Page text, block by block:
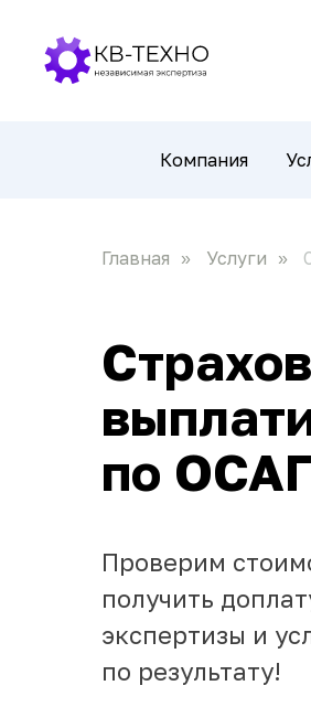
Компания
Главная » Услуги »
по
Проверим
получить
экспертизы и
по результату!